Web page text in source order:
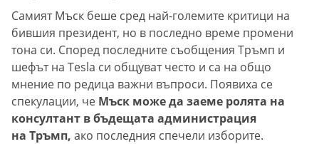
Самият Мъск беше сред най-големите критици на
бившия президент, но в последно време промени
тона си. Според последните съобщения Тръмп и
шефът на Tesla си общуват често и са на общо
мнение по редица важни въпроси. Появиха се
спекулации, че Мъск може да заеме ролята на
консултант в бъдещата администрация
на Тръмп, ако последния спечели изборите.